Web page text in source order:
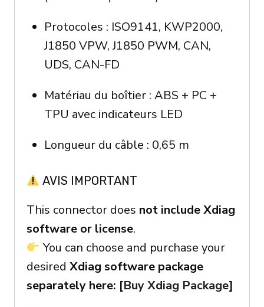
Protocoles : ISO9141, KWP2000,
J1850 VPW, J1850 PWM, CAN,
UDS, CAN-FD
Matériau du boîtier : ABS + PC +
TPU avec indicateurs LED
Longueur du câble : 0,65 m
AVIS IMPORTANT
This connector does not include Xdiag
software or license.
You can choose and purchase your
desired Xdiag software package
separately here: [Buy Xdiag Package]